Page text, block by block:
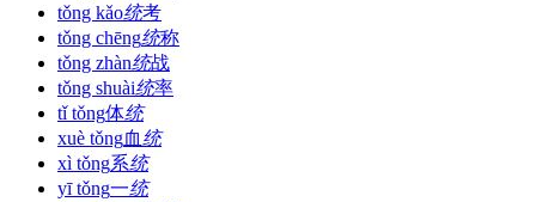
tǒng kǎo统考
tǒng chēng统称
tǒng zhàn统战
tǒng shuài统率
tǐ tǒng体统
xuè tǒng血 统
xì tǒng系统
yī tǒng一统